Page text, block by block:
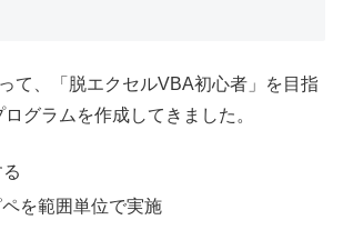
て、「脱エクセルVBA初心者」を目指
グラムを作成してきました。
を範囲単位で実施